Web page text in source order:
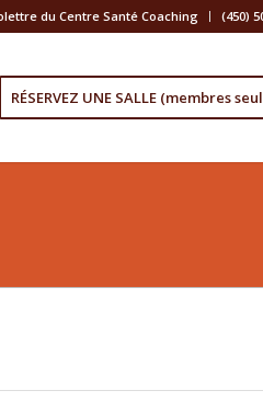
du Centre Santé Coaching (450)
RÉSERVEZ UNE SALLE (membres